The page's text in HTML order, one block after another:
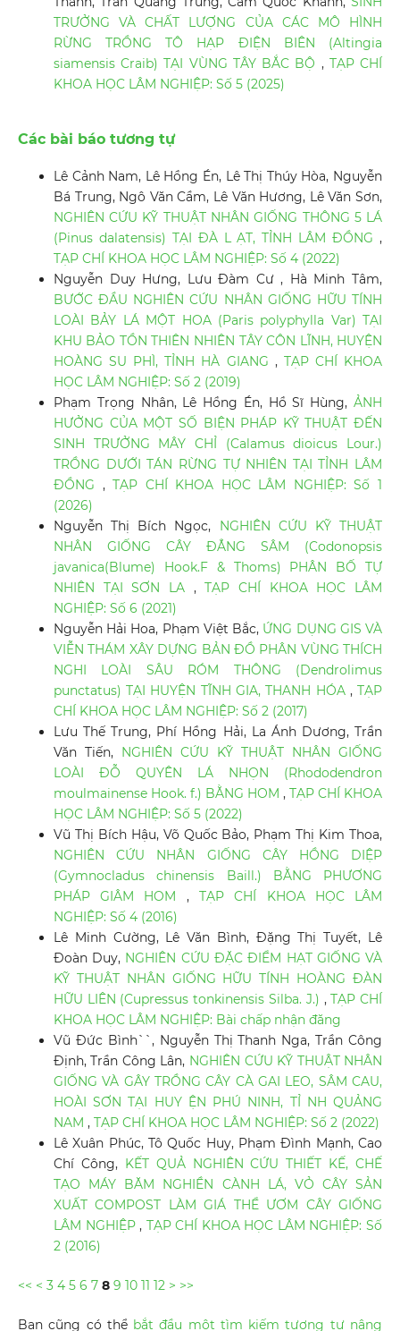
TRƯỞNG VÀ CHẤT LƯỢNG CỦA CÁC MÔ HÌNH
RỪNG TRỒNG TÔ HẠP ĐIỆN BIÊN (Altingia
siamensis Craib) TẠI VÙNG TÂY BẮC BỘ , TẠP CHÍ
KHOA HỌC LÂM NGHIỆP: Số 5 (2025)
Các bài báo tương tự
Lê Cảnh Nam, Lê Hồng Én, Lê Thị Thúy Hòa, Nguyễn
Bá Trung, Ngô Văn Cầm, Lê Văn Hương, Lê Văn Sơn,
NGHIÊN CỨU KỸ THUẬT NHÂN GIỐNG THÔNG 5 LÁ
(Pinus dalatensis) TẠI ĐÀ L ẠT, TỈNH LÂM ĐỒNG,
TẠP CHÍ KHOA HỌC LÂM NGHIỆP: Số 4 (2022)
Nguyễn Duy Hưng, Lưu Đàm Cư , Hà Minh Tâm,
BƯỚC ĐẦU NGHIÊN CỨU NHÂN GIỐNG HỮU TÍNH
LOÀI BẢY LÁ MỘT HOA (Paris polyphylla Var) TẠI
KHU BẢO TỒN THIÊN NHIÊN TÂY CÔN LĨNH, HUYỆN
HOÀNG SU PHÌ, TỈNH HÀ GIANG , TẠP CHÍ KHOA
HỌC LÂM NGHIỆP: Số 2 (2019)
Phạm Trọng Nhân, Lê Hồng Én, Hồ Sĩ Hùng,ẢNH
HƯỞNG CỦA MỘT SỐ BIỆN PHÁP KỸ THUẬT ĐẾN
SINH TRƯỞNG MÂY CHỈ (Calamus dioicus Lour.)
TRỒNG DƯỚI TÁN RỪNG TỰ NHIÊN TẠI TỈNH LÂM
ĐỒNG ,TẠP CHÍ KHOA HỌC LÂM NGHIỆP: Số 1
(2026)
Nguyễn Thị Bích Ngọc,
NGHIÊN CỨU KỸ THUẬT
NHÂN GIỐNG CÂY ĐẲNG SÂM (Codonopsis
javanica(Blume) Hook.F & Thoms) PHÂN BỐ TỰ
NHIÊN TẠI SƠN LA ,TẠP CHÍ KHOA HỌC LÂM
NGHIỆP: Số 6 (2021)
Nguyễn Hải Hoa, Phạm Việt Bắc, ỨNG DỤNG GIS VÀ
VIỄN THÁM XÂY DỰNG BẢN ĐỒ PHÂN VÙNG THÍCH
NGHI LOÀI SÂU RÓM THÔNG (Dendrolimus
punctatus) TẠI HUYỆN TĨNH GIA, THANH HÓA ,TẠP
CHÍ KHOA HỌC LÂM NGHIỆP: Số 2 (2017)
Lưu Thế Trung, Phí Hồng Hải, La Ánh Dương, Trần
Văn Tiến,
NGHIÊN CỨU KỸ THUẬT NHÂN GIỐNG
LOÀI ĐỖ QUYÊN LÁ NHỌN (Rhododendron
moulmainense Hook. f.) BẰNG HOM,TẠP CHÍ KHOA
HỌC LÂM NGHIỆP: Số 5 (2022)
Vũ Thị Bích Hậu, Võ Quốc Bảo, Phạm Thị Kim Thoa,
NGHIÊN CỨU NHÂN GIỐNG CÂY HỒNG DIỆP
(Gymnocladus chinensis Baill.) BẰNG PHƯƠNG
PHÁP GIÂM HOM ,TẠP CHÍ KHOA HỌC LÂM
NGHIỆP: Số 4 (2016)
Lê Minh Cường, Lê Văn Bình, Đặng Thị Tuyết, Lê
Đoàn Duy, NGHIÊN CỨU ĐẶC ĐIỂM HẠT GIỐNG VÀ
KỸ THUẬT NHÂN GIỐNG HỮU TÍNH HOÀNG ĐÀN
HỮU LIÊN (Cupressus tonkinensis Silba. J.) ,TẠP CHÍ
KHOA HỌC LÂM NGHIỆP: Bài chấp nhận đăng
Vũ Đức Bình``, Nguyễn Thị Thanh Nga, Trần Công
Định, Trần Công Lân, NGHIÊN CỨU KỸ THUẬT NHÂN
GIỐNG VÀ GÂY TRỒNG CÂY CÀ GAI LEO, SÂM CAU,
HOÀI SƠN TẠI HUY ỆN PHÚ NINH, TỈ NH QUẢNG
NAM , TẠP CHÍ KHOA HỌC LÂM NGHIỆP: Số 2 (2022)
Lê Xuân Phúc, Tô Quốc Huy, Phạm Đình Mạnh, Cao
Chí Công, KẾT QUẢ NGHIÊN CỨU THIẾT KẾ, CHẾ
TẠO MÁY BĂM NGHIỀN CÀNH LÁ, VỎ CÂY SẢN
XUẤT COMPOST LÀM GIÁ THỂ ƯƠM CÂY GIỐNG
LÂM NGHIỆP, TẠP CHÍ KHOA HỌC LÂM NGHIỆP: Số
2 (2016)
<< < 3 4 5 6 7 8 9 10 11 12 > >>
Bạn cũng có thể bắt đầu một tìm kiếm tương tự nâng